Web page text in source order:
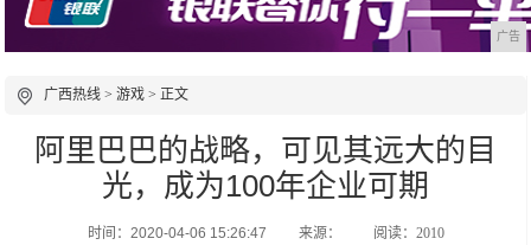
广告
广西热线 >游戏 > 正文
阿里巴巴的战略，可见其远大的目
光，成为100年企业可期
时间：2020-04-06 15:26:47 来源： 阅读：2010